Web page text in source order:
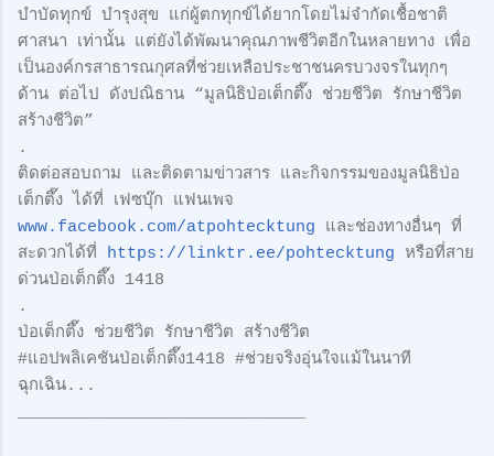
บำบัดทุกข์ บำรุงสุข แก่ผู้ตกทุกข์ได้ยากโดยไม่จำกัดเชื้อชาติ
ศาสนา เท่านั้น แต่ยังได้พัฒนาคุณภาพชีวิตอีกในหลายทาง เพื่อ
เป็นองค์กรสาธารณกุศลที่ช่วยเหลือประชาชนครบวงจรในทุกๆ
ด้าน ต่อไป ดังปณิธาน “มูลนิธิป่อเต็กตึ๊ง ช่วยชีวิต รักษาชีวิต
สร้างชีวิต”
.
ติดต่อสอบถาม และติดตามข่าวสาร และกิจกรรมของมูลนิธิป่อ
เต็กตึ๊ง ได้ที่ เฟซบุ๊ก แฟนเพจ
www.facebook.com/atpohtecktung และช่องทางอื่นๆ ที่
สะดวกได้ที่ https://linktr.ee/pohtecktung หรือที่สาย
ด่วนป่อเต็กตึ๊ง 1418
.
ป่อเต็กตึ๊ง ช่วยชีวิต รักษาชีวิต สร้างชีวิต
#แอปพลิเคชันป่อเต็กตึ๊ง1418 #ช่วยจริงอุ่นใจแม้ในนาที
ฉุกเฉิน...